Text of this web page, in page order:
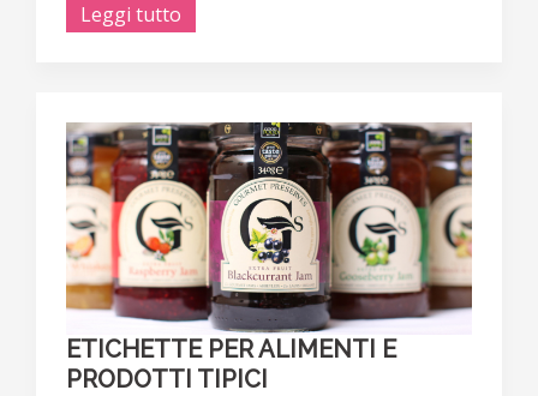
Leggi tutto
ETICHETTE PER ALIMENTI E
PRODOTTI TIPICI